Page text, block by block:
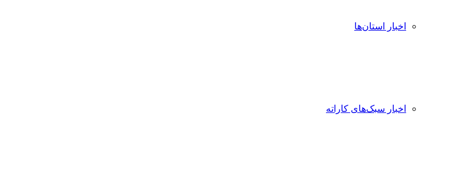
اخبار استان‌ها
اخبار سبک‌های کاراته